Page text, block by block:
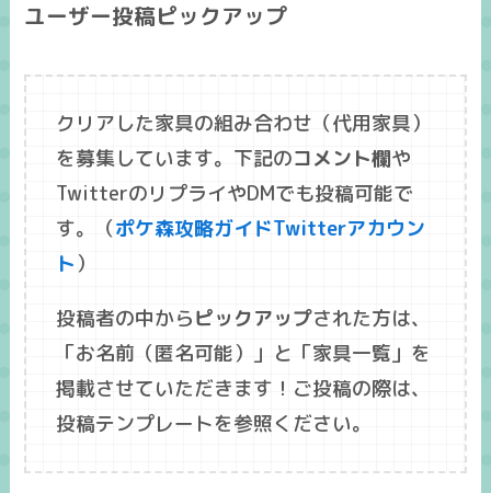
ユーザー投稿ピックアップ
クリアした家具の組み合わせ（代用家具）
を募集しています。下記のコメント欄や
TwitterのリプライやDMでも投稿可能で
す。（ポケ森攻略ガイドTwitterアカウン
ト ）
投稿者の中からピックアップされた方は、
「お名前 （匿名可能）」と「家具一覧 」を
掲載させていただきます！ご投稿の際は、
投稿テンプレートを参照ください。